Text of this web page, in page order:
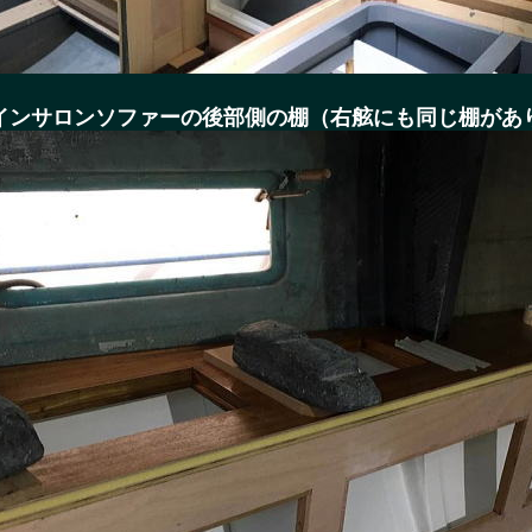
ンサロンソファーの後部側の棚（右舷にも同じ棚があ